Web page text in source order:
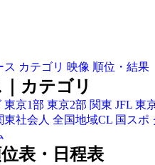
ス カテゴリ 映像 順位・結果
カテゴリ
東京1部 東京2部 関東 JFL 東
東社会人 全国地域CL 国スポ
表・日程表